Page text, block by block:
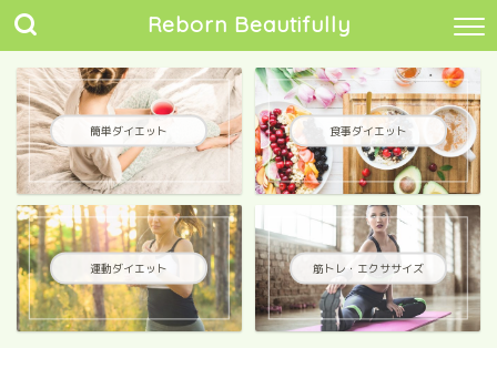
Reborn Beautifully
簡単ダイエット 食事ダイエット
運動ダイエット 筋トレ・エクササイズ